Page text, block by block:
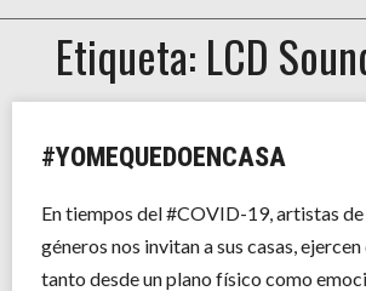
EXPOSICIONES
HISTORIAS
Etiqueta: LCD
#YOMEQUEDOENCASA
En tiempos del #COVID-19, artistas
géneros nos invitan a sus casas,
tanto desde un plano físico como